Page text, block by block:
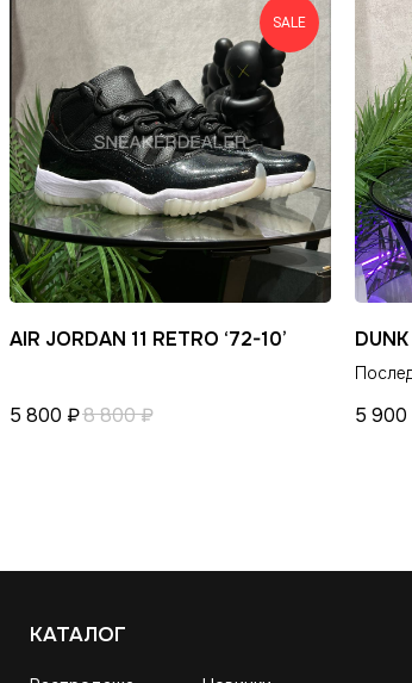
SALE
AIR JORDAN 11 RETRO ‘72-10’
5 800 ₽8 800₽ 5 900